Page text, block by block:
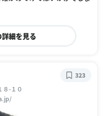
細を見る
８-１０
323